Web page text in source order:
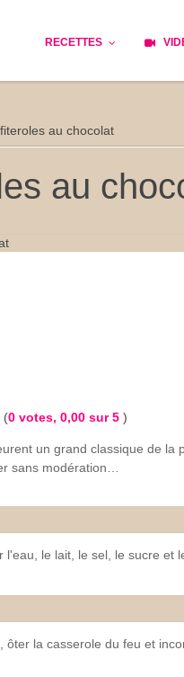
RECETTES
Le Pain
Apéritifs
au chocolat
au
(0 votes, 0,00 sur 5 )
un grand classique de
sans modération…
l'eau, le lait, le sel, le sucre et
ôter la casserole du feu et